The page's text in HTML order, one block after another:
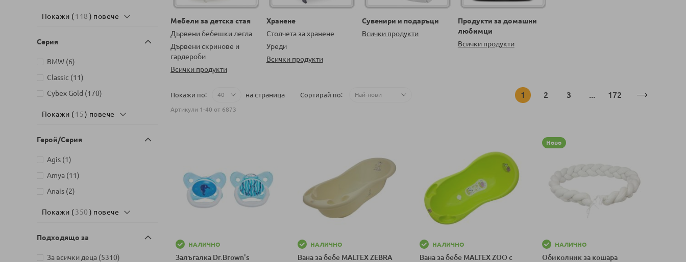
Мебели за детска стая
Дървени бебешки легла
Дървени скринове и
гардероби
Всички продукти
Хранене
Столчета за хранене
Уреди
Всички продукти
Сувенири и подаръци
Всички продукти
Продукти за домашни
любимци
Всички продукти
Страница
В момента четете страница
1 Страница
2 Страница
3 ... Страница
172
Покажи по на страница Сортирай по
Артикули 1-40 от 6873
НАЛИЧНО
Залъгалка Dr.Brown's
НАЛИЧНО
Вана за бебе MALTEX ZEBRA
НАЛИЧНО
Вана за бебе MALTEX ZOO с
Ново
НАЛИЧНО
Обиколник за кошара
Baby MATEX
Baby`s Only
Babybio
77
артикули
Babyhome
8
артикули
Bambino Mio
Bebelan
Bio-Oil 1
артикул
Покажи (118 ) повече
Серия
BMW 6
артикули
Classic
11
артикули
Cybex Gold
170
артикули
Покажи (15 ) повече
Герой/Серия
Agis 1
артикул
Amya 11
артикули
Anais 2
артикули
Покажи (350 ) повече
Подходящо за
За всички деца 5310
артикули